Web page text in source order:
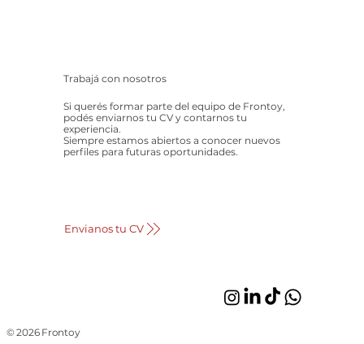
© 2026 Frontoy
Trabajá con nosotros
Si querés formar parte del equipo de Frontoy,
podés enviarnos tu CV y contarnos tu
experiencia.
Siempre estamos abiertos a conocer nuevos
perfiles para futuras oportunidades.
Envianos tu CV